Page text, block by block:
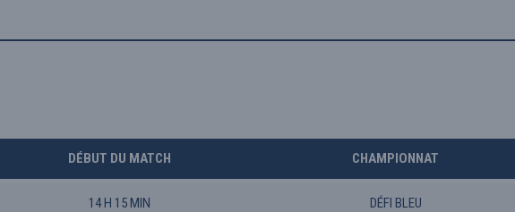
DÉBUT DU MATCH CHAMPIONNAT
14 H 15 MIN DÉFI BLEU